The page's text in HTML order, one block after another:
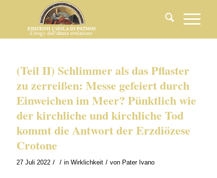
(Teil II) Schlimmer als das Pflaster
zu zerreißen: Messe gefeiert durch
Einweichen im Meer? Pünktlich wie
der kirchliche und kirchliche Tod
kommt die Antwort der Erzdiözese
Crotone
27 Juli 2022 / / in Wirklichkeit / von Pater Ivano